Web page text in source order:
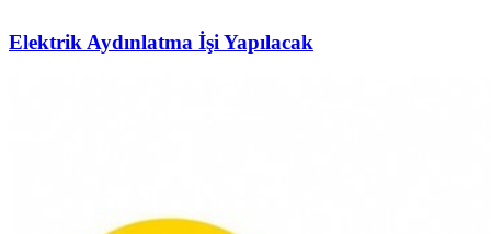
Elektrik Aydınlatma İşi Yapılacak